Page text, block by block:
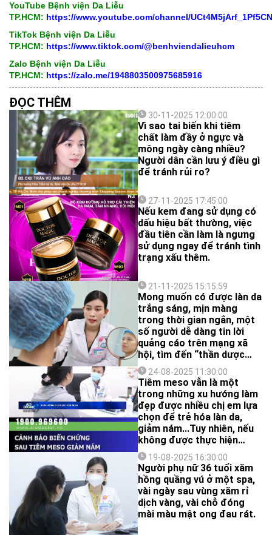
YouTube Bệnh viện Da Liễu
TP.HCM: https://www.youtube.com/channel/
TikTok Bệnh viện Da Liễu
TP.HCM: https://www.tiktok.com/@benhviendalieuhcm
Zalo Bệnh viện Da Liễu
TP.HCM: https://zalo.me/1948803500975685916
ĐỌC THÊM
30-11-2025 12:00:00
Vì sao tai biến khi tiêm
chất làm đầy ở ngực và
mông ngày càng nhiều?
Người dân cần lưu ý điều gì
để tránh rủi ro?
27-11-2025 17:45:00
Nếu kem đang sử dụng có
dấu hiệu bất thường, việc
đầu tiên cần làm là ngưng
sử dụng ngay để tránh tình
trạng xấu thêm.
21-11-2025 15:15:59
Mong muốn có được làn da
trắng sáng, mịn màng
trong thời gian ngắn, một
số người dễ dàng tin lời
quảng cáo trên mạng xã
hội, tìm đến “thần dược
làm đẹp nhanh, cải lão
hoàn đồng”, để rồi bị biến
chứng nặng nề.
24-08-2025 11:30:00
Tiêm meso vẫn là một
trong những xu hướng làm
đẹp được nhiều chị em lựa
chọn để trẻ hóa làn da,
giảm nám...Tuy nhiên, nếu
không được thực hiện
đúng quy trình, kỹ thuật thì
rất dễ dẫn đến nhiều biến
chứng, trong đó có u hạt
sau tiêm meso.
19-08-2025 16:30:00
Người phụ nữ 36 tuổi xăm
hồng quầng vú ở một spa,
vài ngày sau vùng xăm rỉ
dịch vàng, vài chỗ đóng
mài màu mật ong đau rát.